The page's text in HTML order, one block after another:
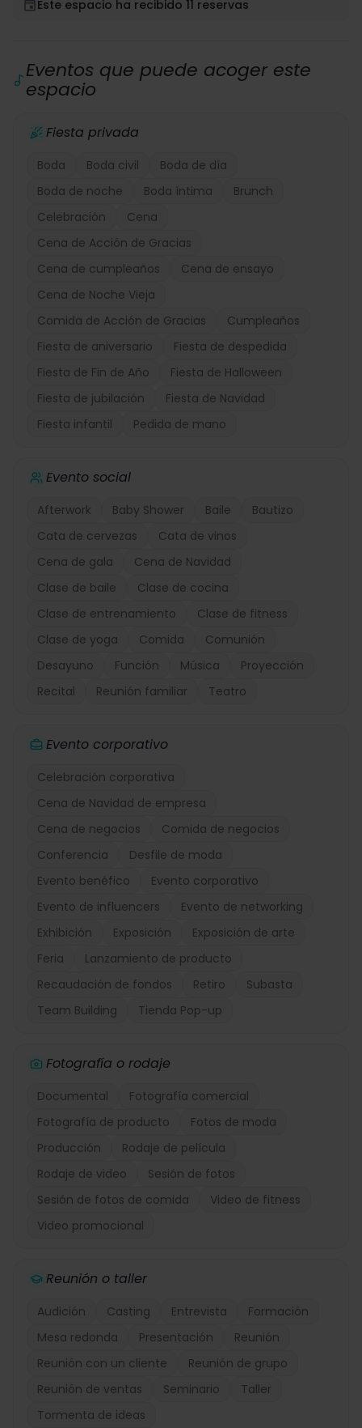
Este espacio ha recibido 11 reservas
Eventos que puede acoger este
espacio
Fiesta privada
Boda Boda civil
Boda de día
Boda de noche
Boda íntima
Brunch
Celebración
Cena
Cena de Acción de Gracias
Cena de cumpleaños
Cena de ensayo
Cena de Noche Vieja
Comida de Acción de Gracias
Cumpleaños
Fiesta de aniversario
Fiesta de despedida
Fiesta de Fin de Año
Fiesta de Halloween
Fiesta de jubilación
Fiesta de Navidad
Fiesta infantil
Pedida de mano
Evento social
Afterwork Baby Shower Baile
Bautizo
Cata de cervezas
Cata de vinos
Cena de gala
Cena de Navidad
Clase de baile
Clase de cocina
Clase de entrenamiento
Clase de fitness
Clase de yoga
Comida
Comunión
Desayuno
Función Música
Proyección
Recital
Reunión familiar Teatro
Evento corporativo
Celebración corporativa
Cena de Navidad de empresa
Cena de negocios
Comida de negocios
Conferencia
Desfile de moda
Evento benéfico
Evento corporativo
Evento de influencers
Evento de networking
Exhibición
Exposición
Exposición de arte
Feria
Lanzamiento de producto
Recaudación de fondos
Retiro
Subasta
Team Building
Tienda Pop-up
Fotografía o rodaje
Documental
Fotografía comercial
Fotografía de producto
Fotos de moda
Producción
Rodaje de película
Rodaje de video
Sesión de fotos
Sesión de fotos de comida
Video de fitness
Video promocional
Reunión o taller
Audición Casting Entrevista
Formación
Mesa redonda
Presentación
Reunión
Reunión con un cliente
Reunión de grupo
Reunión de ventas
Seminario
Taller
Tormenta de ideas